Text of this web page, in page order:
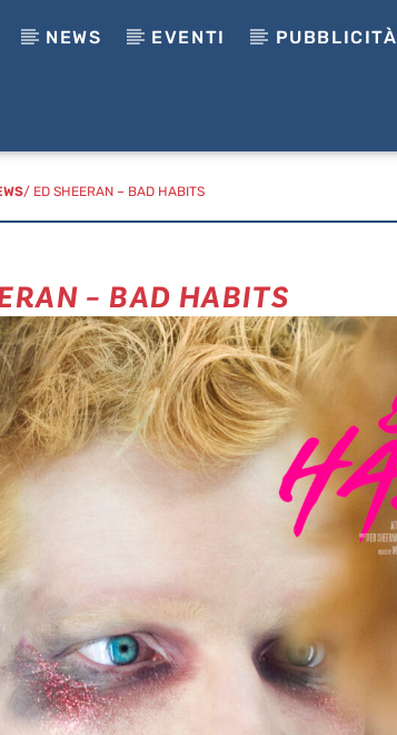
NEWS EVENTI PUBBLICITÀ
/ ED SHEERAN – BAD HABITS
– BAD HABITS